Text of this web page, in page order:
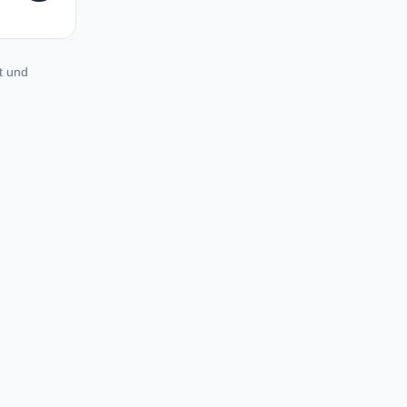
und